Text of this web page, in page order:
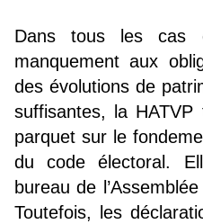
Dans tous les cas
manquement aux
des évolutions de
suffisantes, la
parquet sur le
du code électoral.
bureau de
Toutefois, les